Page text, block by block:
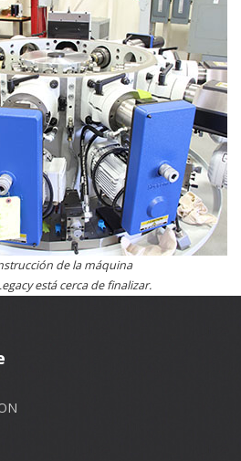
de la máquina
está cerca de finalizar.